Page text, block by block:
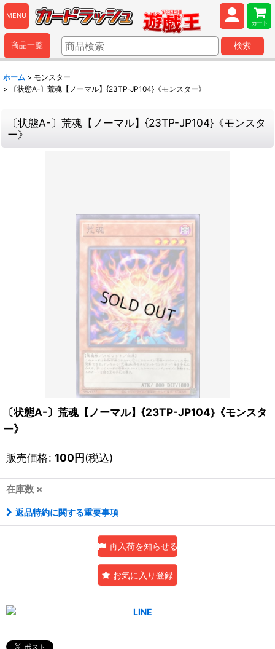
MENU
カート
商品一覧 検索
ホーム > モンスター
>
〔状態A-〕荒魂【ノーマル】{23TP-JP104}《モンスター》
〔状態A-〕荒魂【ノーマル】{23TP-JP104}《モンスタ
ー》
〔状態A-〕荒魂【ノーマル】{23TP-JP104}《モンスタ
ー》
販売価格: 100円(税込)
在庫数 ×
返品特約に関する重要事項
再入荷を知らせる
お気に入り登録